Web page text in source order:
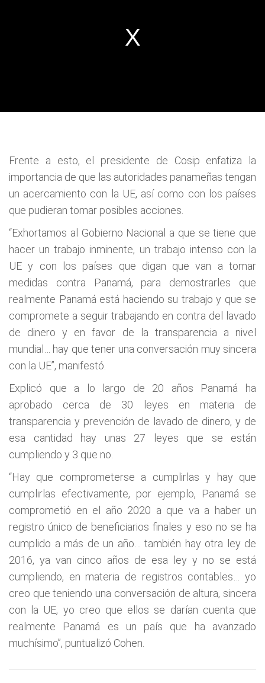
Frente a esto, el presidente de Cosip enfatiza la
importancia de que las autoridades panameñas tengan
un acercamiento con la UE, así como con los países
que pudieran tomar posibles acciones.
“Exhortamos al Gobierno Nacional a que se tiene que
hacer un trabajo inminente, un trabajo intenso con la
UE y con los países que digan que van a tomar
medidas contra Panamá, para demostrarles que
realmente Panamá está haciendo su trabajo y que se
compromete a seguir trabajando en contra del lavado
de dinero y en favor de la transparencia a nivel
mundial… hay que tener una conversación muy sincera
con la UE”, manifestó.
Explicó que a lo largo de 20 años Panamá ha
aprobado cerca de 30 leyes en materia de
transparencia y prevención de lavado de dinero, y de
esa cantidad hay unas 27 leyes que se están
cumpliendo y 3 que no.
“Hay que comprometerse a cumplirlas y hay que
cumplirlas efectivamente, por ejemplo, Panamá se
comprometió en el año 2020 a que va a haber un
registro único de beneficiarios finales y eso no se ha
cumplido a más de un año… también hay otra ley de
2016, ya van cinco años de esa ley y no se está
cumpliendo, en materia de registros contables… yo
creo que teniendo una conversación de altura, sincera
con la UE, yo creo que ellos se darían cuenta que
realmente Panamá es un país que ha avanzado
muchísimo”, puntualizó Cohen.